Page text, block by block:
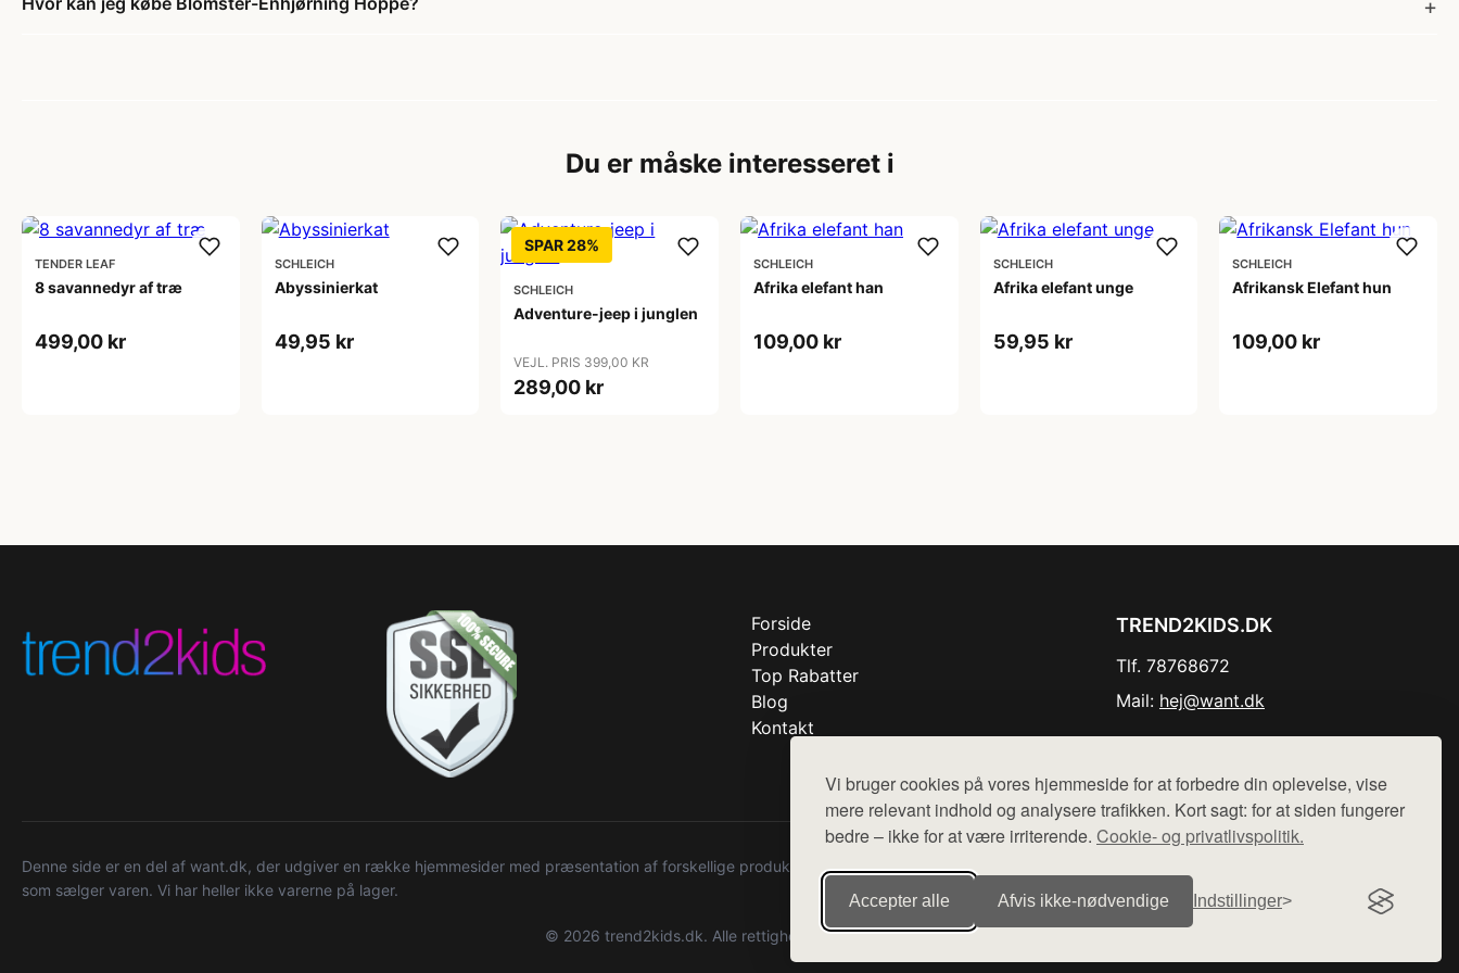
Vi bruger cookies på vores hjemmeside for at forbedre din oplevelse, vise
mere relevant indhold og analysere trafikken. Kort sagt: for at siden fungerer
bedre – ikke for at være irriterende. Cookie- og privatlivspolitik.
Accepter alle Afvis ikke‑nødvendige Indstillinger
Du er måske interesseret i
TENDER LEAF
8 savannedyr af træ
499,00 kr
SCHLEICH
Abyssinierkat
49,95 kr
SPAR 28%
SCHLEICH
Adventure-jeep i junglen
VEJL. PRIS 399,00 KR
289,00 kr
SCHLEICH
Afrika elefant han
109,00 kr
SCHLEICH
Afrika elefant unge
59,95 kr
SCHLEICH
Afrikansk Elefant hun
109,00 kr
Forside
Produkter
Top Rabatter
Blog
Kontakt
TREND2KIDS.DK
Tlf. 78768672
Mail: hej@want.dk
Denne side er en del af want.dk, der udgiver en række hjemmesider med præsentation af forskellige produkter fra diverse webshops. Der sælges ikke varer fra denne side - vi henviser til de shops,
som sælger varen. Vi har heller ikke varerne på lager.
© 2026 trend2kids.dk. Alle rettigheder forbeholdes.